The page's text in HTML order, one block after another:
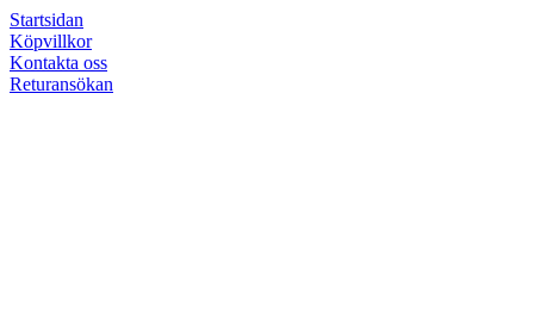
Startsidan
Köpvillkor
Kontakta oss
Returansökan